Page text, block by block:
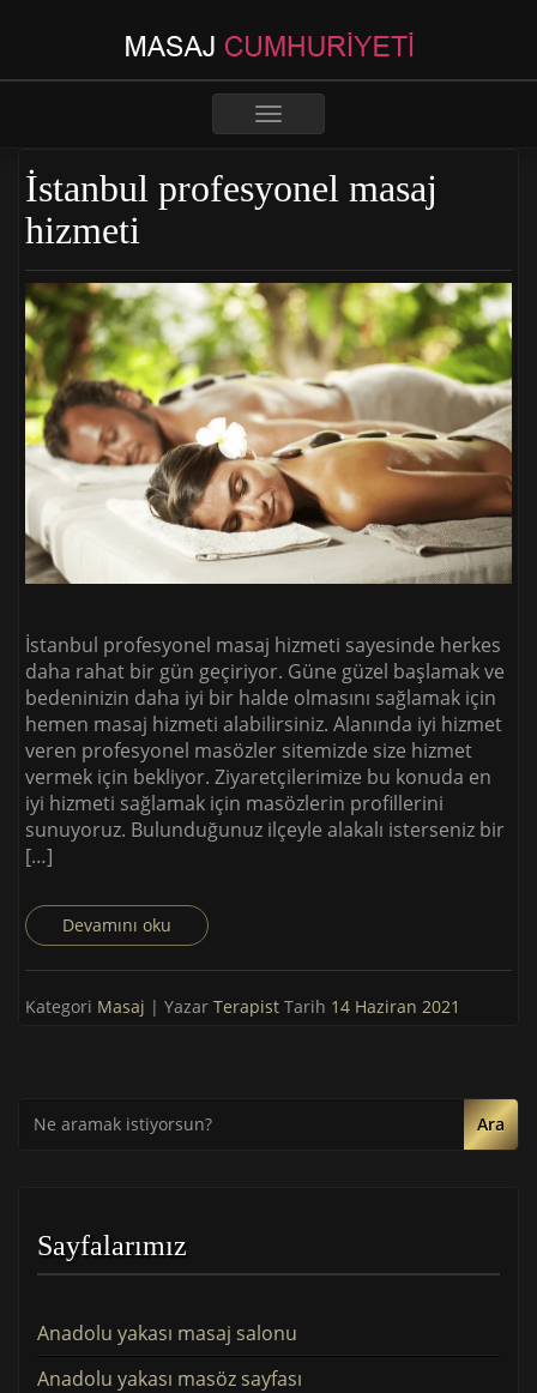
Toggle
İstanbul profesyonel masaj
hizmeti
İstanbul profesyonel masaj hizmeti sayesinde herkes
daha rahat bir gün geçiriyor. Güne güzel başlamak ve
bedeninizin daha iyi bir halde olmasını sağlamak için
hemen masaj hizmeti alabilirsiniz. Alanında iyi hizmet
veren profesyonel masözler sitemizde size hizmet
vermek için bekliyor. Ziyaretçilerimize bu konuda en
iyi hizmeti sağlamak için masözlerin profillerini
sunuyoruz. Bulunduğunuz ilçeyle alakalı isterseniz bir
[…]
Devamını oku
Kategori Masaj | Yazar Terapist Tarih 14 Haziran 2021
Ara
Sayfalarımız
Anadolu yakası masaj salonu
Anadolu yakası masöz sayfası